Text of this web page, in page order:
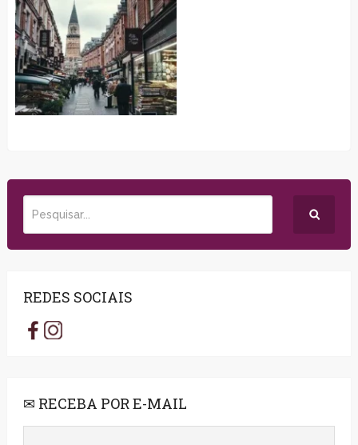
REDES SOCIAIS
✉ RECEBA POR E-MAIL